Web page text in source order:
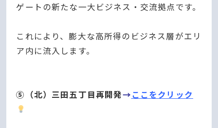
ゲートの新たな一大ビジネス・交流拠点です。
これにより、膨大な高所得のビジネス層がエリ
ア内に流入します。
⑤（北）三田五丁目再開発→ここをクリック